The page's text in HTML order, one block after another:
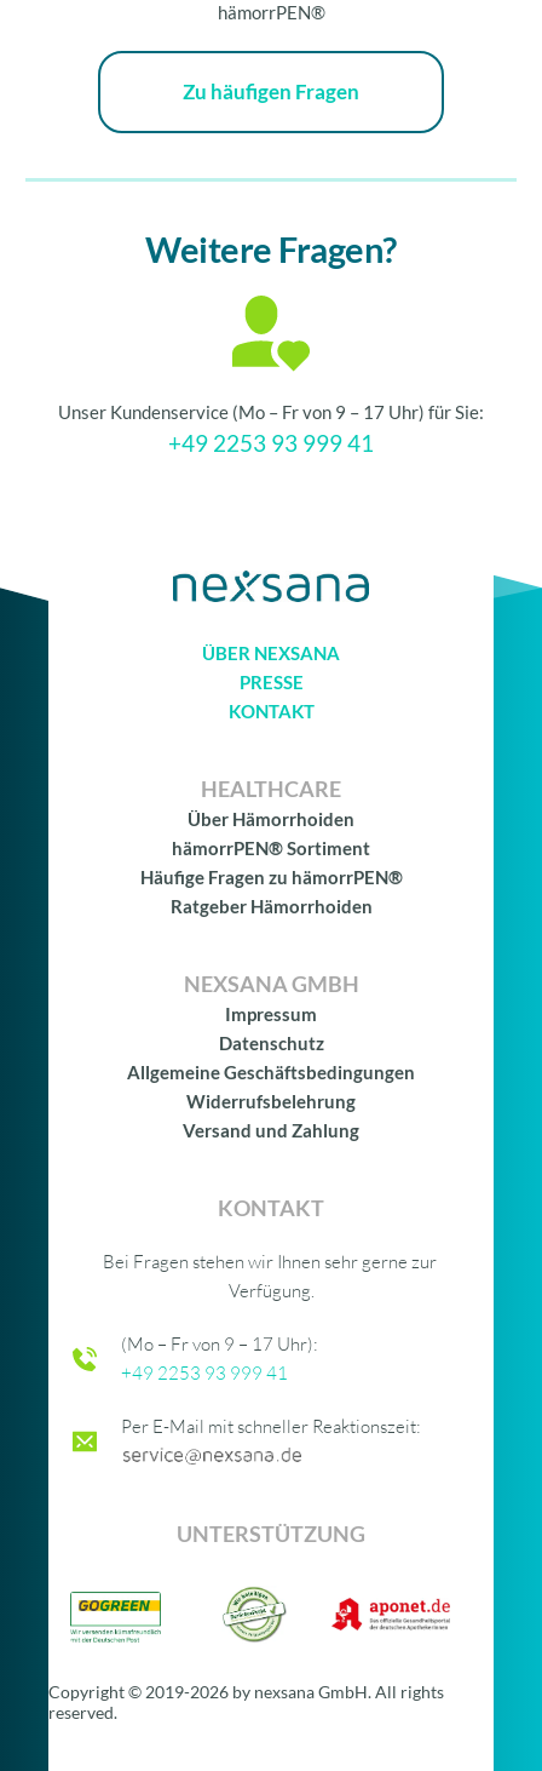
hämorrPEN®
Zu häufigen Fragen
Weitere Fragen?
Unser Kundenservice (Mo – Fr von 9 – 17 Uhr) für Sie:
+49 2253 93 999 41
ÜBER NEXSANA
PRESSE
KONTAKT
HEALTHCARE
Über Hämorrhoiden
hämorrPEN® Sortiment
Häufige Fragen zu hämorrPEN®
Ratgeber Hämorrhoiden
NEXSANA GMBH
Impressum
Datenschutz
Allgemeine Geschäftsbedingungen
Widerrufsbelehrung
Versand und Zahlung
KONTAKT
Bei Fragen stehen wir Ihnen sehr gerne zur
Verfügung.
(Mo – Fr von 9 – 17 Uhr):
+49 2253 93 999 41
Per E-Mail mit schneller Reaktionszeit:
UNTERSTÜTZUNG
Copyright © 2019-2026 by nexsana GmbH. All rights
reserved.